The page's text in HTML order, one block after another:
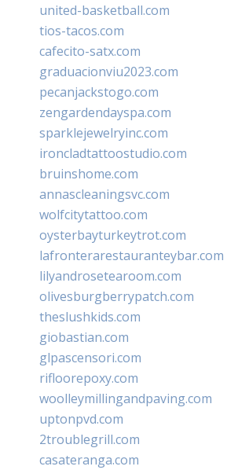
united-basketball.com
tios-tacos.com
cafecito-satx.com
graduacionviu2023.com
pecanjackstogo.com
zengardendayspa.com
sparklejewelryinc.com
ironcladtattoostudio.com
bruinshome.com
annascleaningsvc.com
wolfcitytattoo.com
oysterbayturkeytrot.com
lafronterarestauranteybar.com
lilyandrosetearoom.com
olivesburgberrypatch.com
theslushkids.com
giobastian.com
glpascensori.com
rifloorepoxy.com
woolleymillingandpaving.com
uptonpvd.com
2troublegrill.com
casateranga.com